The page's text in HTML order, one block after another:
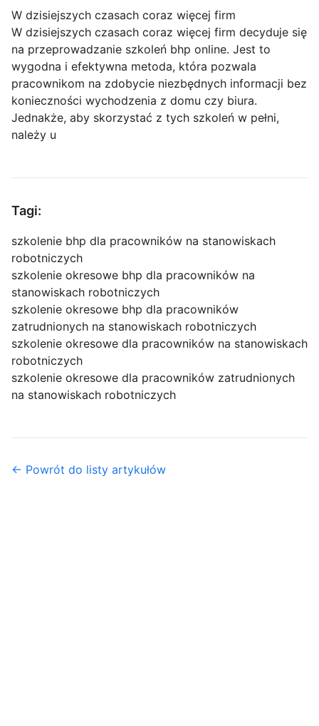
W dzisiejszych czasach coraz więcej firm
W dzisiejszych czasach coraz więcej firm decyduje się
na przeprowadzanie szkoleń bhp online. Jest to
wygodna i efektywna metoda, która pozwala
pracownikom na zdobycie niezbędnych informacji bez
konieczności wychodzenia z domu czy biura.
Jednakże, aby skorzystać z tych szkoleń w pełni,
należy u
Tagi:
szkolenie bhp dla pracowników na stanowiskach
robotniczych
szkolenie okresowe bhp dla pracowników na
stanowiskach robotniczych
szkolenie okresowe bhp dla pracowników
zatrudnionych na stanowiskach robotniczych
szkolenie okresowe dla pracowników na stanowiskach
robotniczych
szkolenie okresowe dla pracowników zatrudnionych
na stanowiskach robotniczych
← Powrót do listy artykułów